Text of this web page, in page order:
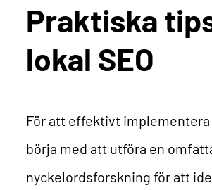
Praktiska
lokal SEO
För att effektivt implementera
börja med att utföra en
nyckelordsforskning för att